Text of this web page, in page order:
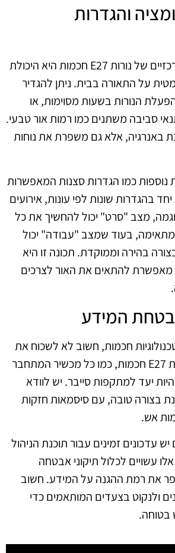
והגדרות
אחת מהיתרונות המרכזיים של נורות E27 חכמות היא היכולת
על התאורה בבית. ניתן להגדיר
הנורות בשעות מסוימות, או
סביבה משתנים כמו רמות אור טבעי.
באנרגיה, אלא גם משפרת את נוחות
נוספות כמו הגדרות סצנות המאפשרות
בהגדרות שונות לפי עונות, אירועים
מצב "סרט" יכול להחשיך את כל
מתאימה, בעוד שמצב "עבודה" יכול
בהירה וממוקדת. תכונה זו היא
מאפשרת להתאים את האור לצרכים
המידע
חכמות, חשוב לא לשכוח את
אבטחת המידע. נורות E27 חכמות, כמו כל מכשיר המתחבר
יעד למתקפות סייבר. יש לוודא
בצורה טובה, עם סיסמאות חזקות
אש.
עדכונים זמינים עבור תוכנת הניהול
עשויים לכלול תיקוני אבטחה
את רמת ההגנה על המידע. חשוב
ולנקוט בצעדים המותאמים כדי
בטוחה.